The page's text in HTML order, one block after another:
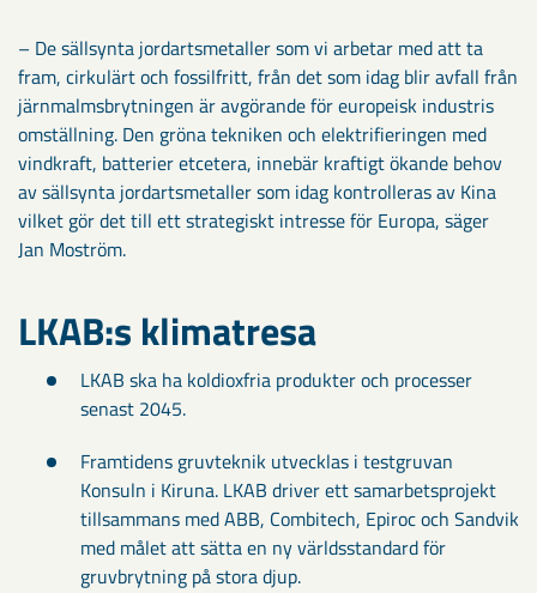
– De sällsynta jordartsmetaller som vi arbetar med att ta
fram, cirkulärt och fossilfritt, från det som idag blir avfall från
järnmalmsbrytningen är avgörande för europeisk industris
omställning. Den gröna tekniken och elektrifieringen med
vindkraft, batterier etcetera, innebär kraftigt ökande behov
av sällsynta jordartsmetaller som idag kontrolleras av Kina
vilket gör det till ett strategiskt intresse för Europa, säger
Jan Moström.
LKAB:s klimatresa
LKAB ska ha koldioxfria produkter och processer
senast 2045.
Framtidens gruvteknik utvecklas i testgruvan
Konsuln i Kiruna. LKAB driver ett samarbetsprojekt
tillsammans med ABB, Combitech, Epiroc och Sandvik
med målet att sätta en ny världsstandard för
gruvbrytning på stora djup.